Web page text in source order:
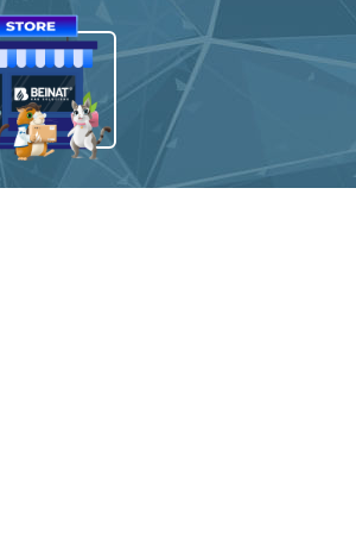
ANTINCENDIO STRUMENTAZIONE